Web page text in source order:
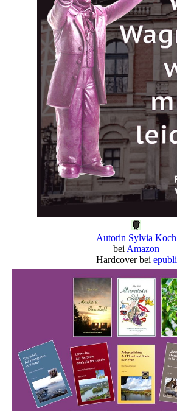
Autorin Sylvia Koch
bei Amazon
Hardcover bei epubli